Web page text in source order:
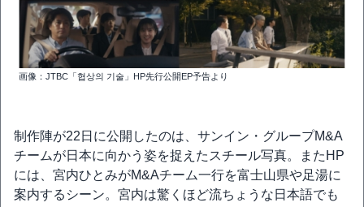
画像：JTBC「협상의 기술」HP先行公開EP予告より
制作陣が22日に公開したのは、サンイン・グループM&A
チームが日本に向かう姿を捉えたスチール写真。またHP
には、宮内ひとみがM&Aチーム一行を富士山県や足湯に
案内するシーン。宮内は驚くほど流ちょうな日本語でも